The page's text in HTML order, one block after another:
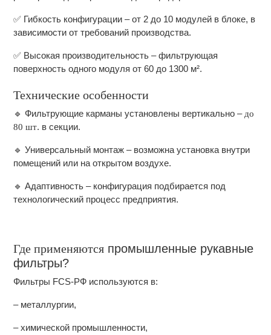
✅ Гибкость конфигурации – от 2 до 10 модулей в блоке, в
зависимости от требований производства.
✅ Высокая производительность – фильтрующая
поверхность одного модуля от 60 до 1300 м².
Технические особенности
🔹 Фильтрующие карманы установлены вертикально – до
80 шт. в секции.
🔹 Универсальный монтаж – возможна установка внутри
помещений или на открытом воздухе.
🔹 Адаптивность – конфигурация подбирается под
технологический процесс предприятия.
Где применяются промышленные рукавные
фильтры?
Фильтры FCS-РФ используются в:
– металлургии,
– химической промышленности,